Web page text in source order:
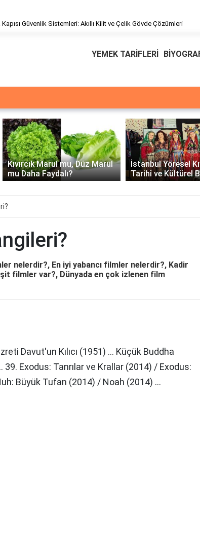
Kapısı Güvenlik Sistemleri: Akıllı Kilit ve Çelik Gövde Çözümleri
YEMEK TARİFLERİ
İstanbul Yöresel Kıyafetleri:
Tarihî ve Kültürel Bir Miras
Üssü
E Üssünün
Matematiksel
Örnekler
nelerdir?, En iyi yabancı filmler nelerdir?, Kadir
filmler var?, Dünyada en çok izlenen film
Davut'un Kılıcı (1951) ... Küçük Buddha
Exodus: Tanrılar ve Krallar (2014) / Exodus:
Büyük Tufan (2014) / Noah (2014) ...